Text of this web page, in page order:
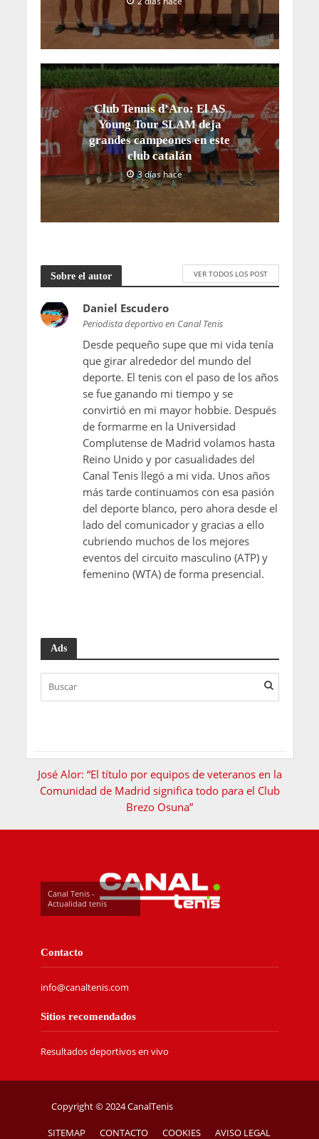
Club Tennis d’Aro: El AS
Young Tour SLAM deja
grandes campeones en este
club catalán
3 días hace
Sobre el autor VER TODOS LOS POST
Daniel Escudero
Periodista deportivo en Canal Tenis
Desde pequeño supe que mi vida tenía
que girar alrededor del mundo del
deporte. El tenis con el paso de los años
se fue ganando mi tiempo y se
convirtió en mi mayor hobbie. Después
de formarme en la Universidad
Complutense de Madrid volamos hasta
Reino Unido y por casualidades del
Canal Tenis llegó a mi vida. Unos años
más tarde continuamos con esa pasión
del deporte blanco, pero ahora desde el
lado del comunicador y gracias a ello
cubriendo muchos de los mejores
eventos del circuito masculino (ATP) y
femenino (WTA) de forma presencial.
Ads
José Alor: “El título por equipos de veteranos en la
Comunidad de Madrid significa todo para el Club
Brezo Osuna”
Canal Tenis -
Actualidad tenis
Contacto
info@canaltenis.com
Sitios recomendados
Resultados deportivos en vivo
Copyright © 2024 CanalTenis
SITEMAP CONTACTO COOKIES AVISO LEGAL